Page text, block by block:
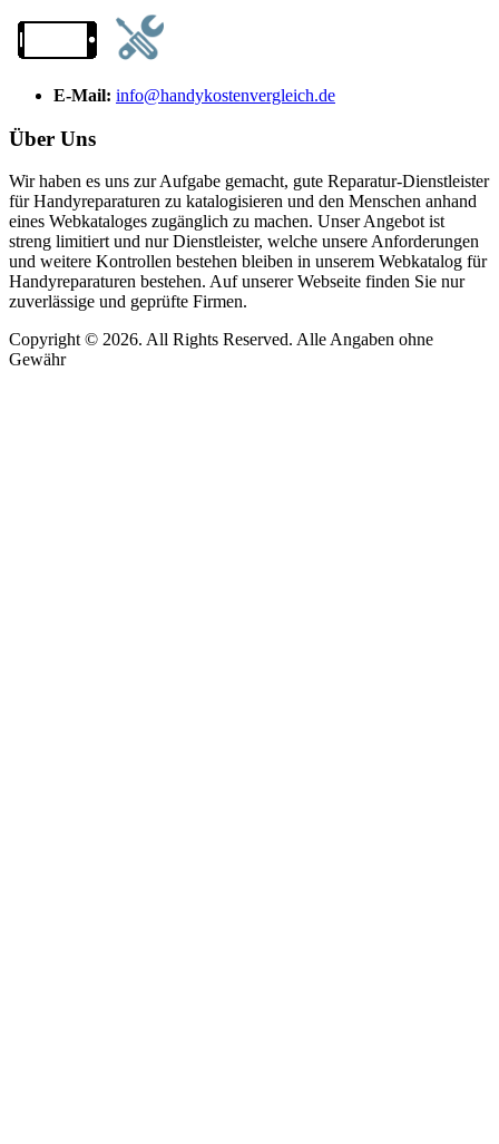
E-Mail: info@handykostenvergleich.de
Über Uns
Wir haben es uns zur Aufgabe gemacht, gute Reparatur-Dienstleister
für Handyreparaturen zu katalogisieren und den Menschen anhand
eines Webkataloges zugänglich zu machen. Unser Angebot ist
streng limitiert und nur Dienstleister, welche unsere Anforderungen
und weitere Kontrollen bestehen bleiben in unserem Webkatalog für
Handyreparaturen bestehen. Auf unserer Webseite finden Sie nur
zuverlässige und geprüfte Firmen.
Copyright © 2026. All Rights Reserved. Alle Angaben ohne
Gewähr